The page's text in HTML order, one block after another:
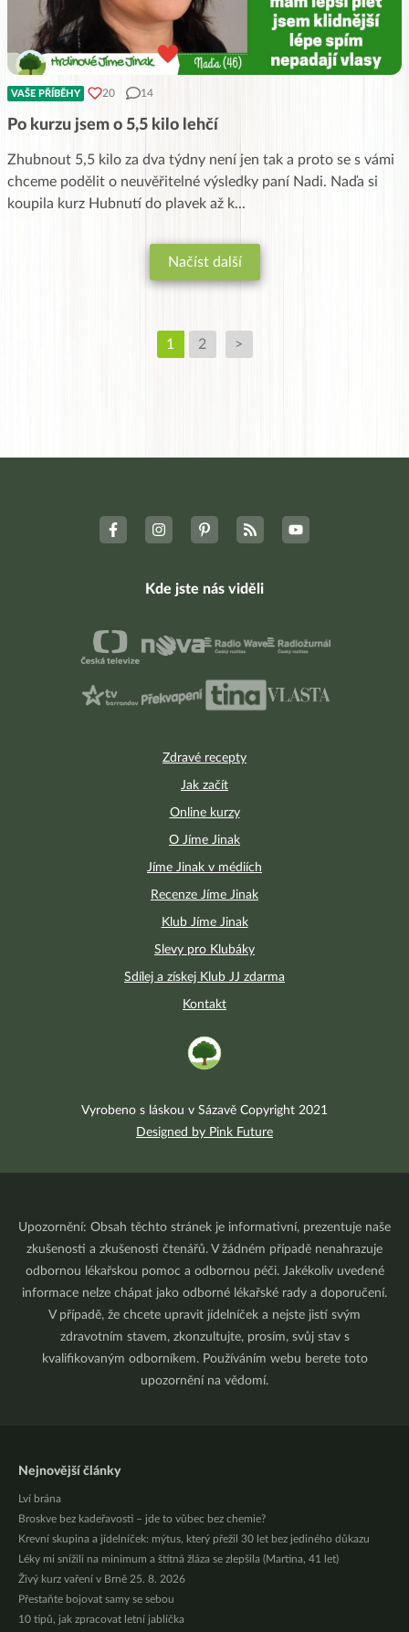
VAŠE PŘÍBĚHY 20 14
Po kurzu jsem o 5,5 kilo lehčí
Zhubnout 5,5 kilo za dva týdny není jen tak a proto se s vámi
chceme podělit o neuvěřitelné výsledky paní Nadi. Naďa si
koupila kurz Hubnutí do plavek až k...
Načíst další
1 2 >
Zdravé recepty
Jak začít
Online kurzy
O Jíme Jinak
Jíme Jinak v médiích
Recenze Jíme Jinak
Klub Jíme Jinak
Slevy pro Klubáky
Sdílej a získej Klub JJ zdarma
Kontakt
Kde jste nás viděli
Vyrobeno s láskou v Sázavě Copyright 2021
Designed by Pink Future
Upozornění: Obsah těchto stránek je informativní, prezentuje naše
zkušenosti a zkušenosti čtenářů. V žádném případě nenahrazuje
odbornou lékařskou pomoc a odbornou péči. Jakékoliv uvedené
informace nelze chápat jako odborné lékařské rady a doporučení.
V případě, že chcete upravit jídelníček a nejste jistí svým
zdravotním stavem, zkonzultujte, prosím, svůj stav s
kvalifikovaným odborníkem. Používáním webu berete toto
upozornění na vědomí.
Nejnovější články
Lví brána
Broskve bez kadeřavosti – jde to vůbec bez chemie?
Krevní skupina a jídelníček: mýtus, který přežil 30 let bez jediného důkazu
Léky mi snížili na minimum a štítná žláza se zlepšila (Martina, 41 let)
Živý kurz vaření v Brně 25. 8. 2026
Přestaňte bojovat samy se sebou
10 tipů, jak zpracovat letní jablíčka